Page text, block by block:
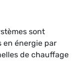
sont
en énergie par
de chauffage